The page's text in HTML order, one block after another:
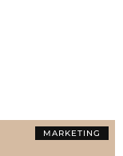
MARKETING